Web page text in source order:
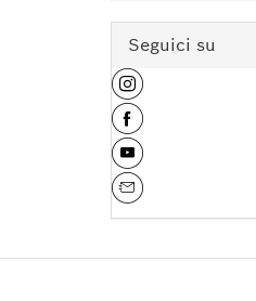
Seguici su